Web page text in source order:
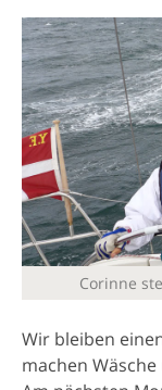
Corinne
Wir bleiben
machen